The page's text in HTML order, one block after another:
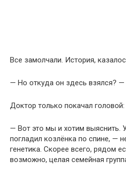
Все замолчали. История,
— Но откуда он здесь взялся?
Доктор только покачал головой:
— Вот это мы и хотим выяснить.
погладил козлёнка по спине, —
генетика. Скорее всего, рядом
возможно, целая семейная